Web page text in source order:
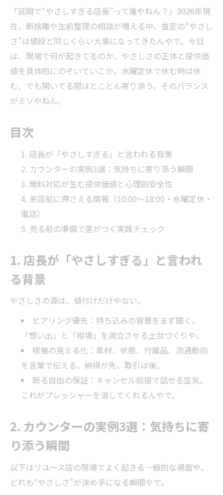
「延岡で“やさしすぎる店長”って誰やねん？」――2026年現
在、断捨離や生前整理の相談が増える中、査定の“やさし
さ”は値段と同じくらい大事になってきたんやで。今日
は、現場で何が起きてるのか、やさしさの正体と提供価
値を具体的にのぞいていこか。水曜定休で休む時は休
む、でも開いてる間はとことん寄り添う。そのバランス
がミソやねん。
目次
店長が「やさしすぎる」と言われる背景
カウンターの実例3選：気持ちに寄り添う瞬間
無料対応が生む提供価値と心理的安全性
来店前に押さえる情報（10:00〜18:00・水曜定休・
電話）
売る前の準備で差がつく実践チェック
1. 店長が「やさしすぎる」と言われ
る背景
やさしさの源は、値付けだけやない。
ヒアリング優先：持ち込みの背景をまず聞く。
「想い出」と「相場」を両立させる土台づくりや。
根拠の見える化：素材、状態、付属品、流通動向
を言葉で伝える。納得が先、取引は後。
断る自由の保証：キャンセル前提で話せる空気。
これがプレッシャーを消してくれるんやで。
2. カウンターの実例3選：気持ちに寄
り添う瞬間
以下はリユース店の現場でよく起きる一般的な場面や。
どれも“やさしさ”が決め手になる瞬間やで。